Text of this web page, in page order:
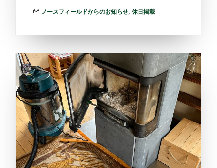
ノースフィールドからのお知らせ, 休日掲載